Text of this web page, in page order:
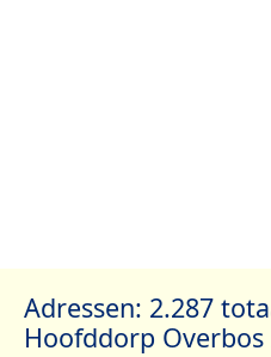
Adressen: 2.287
Hoofddorp Overbos